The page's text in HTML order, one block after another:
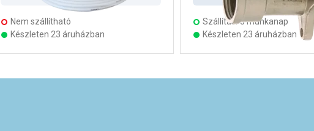
Nem szállítható
Készleten 23 áruházban
Szállítás: 3 munkanap
Készleten 23 áruházban